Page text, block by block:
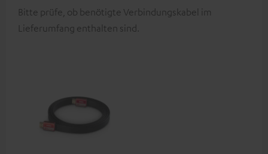
Bitte prüfe, ob benötigte Verbindungskabel im
Lieferumfang enthalten sind.